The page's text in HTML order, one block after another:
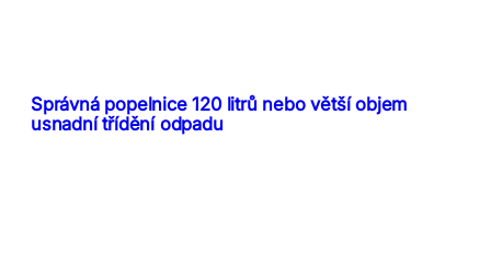
Správná popelnice 120 litrů nebo větší objem
usnadní třídění odpadu